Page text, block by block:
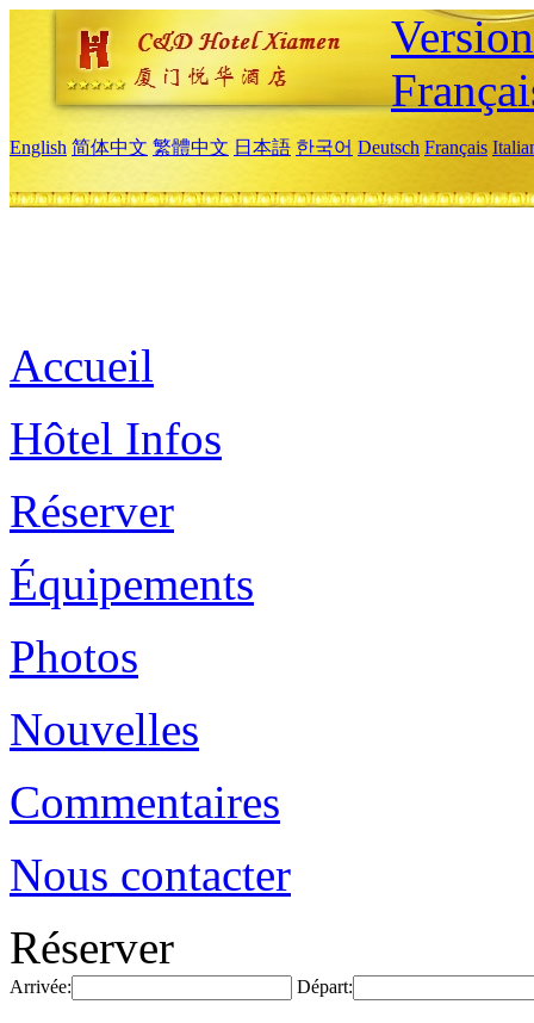
English 简体中文 繁體中文 日本語 한국어 Deutsch Français
Accueil
Hôtel Infos
Réserver
Équipements
Photos
Nouvelles
Commentaires
Nous contacter
Réserver
Arrivée: Départ: